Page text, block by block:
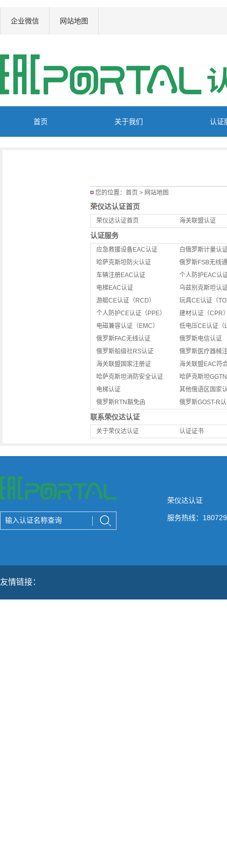
企业微信 网站地图
首页 关于我们 认证
您的位置： 首页 > 网站地图
荣仪达认证首页
荣仪达认证首页 海关联盟认证
认证服务
应急救援设备EAC认证
白俄罗斯计量认
哈萨克斯坦防火认证
俄罗斯FSB无线
车辆注册EAC认证
个人防护EAC认
电梯EAC认证
乌兹别克斯坦认
游艇CE认证（RCD）
玩具CE认证（
个人防护CE认证（PPE）
建材认证（CPR
电磁兼容认证（EMC）
低电压CE认证（
俄罗斯FAC无线认证
俄罗斯电信认证
俄罗斯船级社RS认证
俄罗斯医疗器械
海关联盟国家注册证
海关联盟EAC符
哈萨克斯坦消防安全认证
哈萨克斯坦
电梯认证
其他俄语区国家
俄罗斯RTN豁免函
俄罗斯GOST-R
联系荣仪达认证
关于荣仪达认证 认证证书
荣仪达认证
服务热线：
友情链接：